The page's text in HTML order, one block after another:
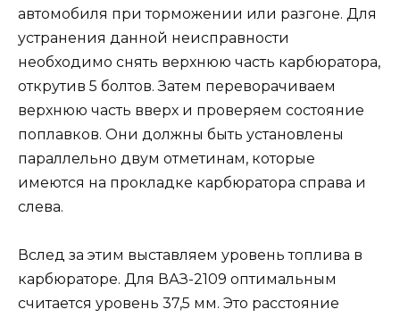
автомобиля при торможении или разгоне. Для
устранения данной неисправности
необходимо снять верхнюю часть карбюратора,
открутив 5 болтов. Затем переворачиваем
верхнюю часть вверх и проверяем состояние
поплавков. Они должны быть установлены
параллельно двум отметинам, которые
имеются на прокладке карбюратора справа и
слева.
Вслед за этим выставляем уровень топлива в
карбюраторе. Для ВАЗ-2109 оптимальным
считается уровень 37,5 мм. Это расстояние